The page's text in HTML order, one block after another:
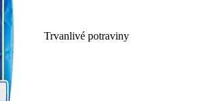
Trvanlivé potraviny